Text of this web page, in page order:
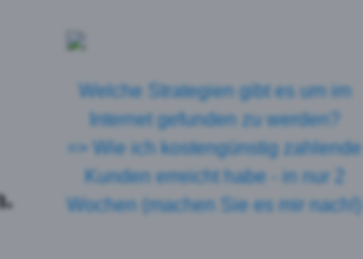
.
Welche Strategien gibt es um im
Internet gefunden zu werden?
=> Wie ich kostengünstig zahlende
Kunden erreicht habe - in nur 2
Wochen (machen Sie es mir nach!)